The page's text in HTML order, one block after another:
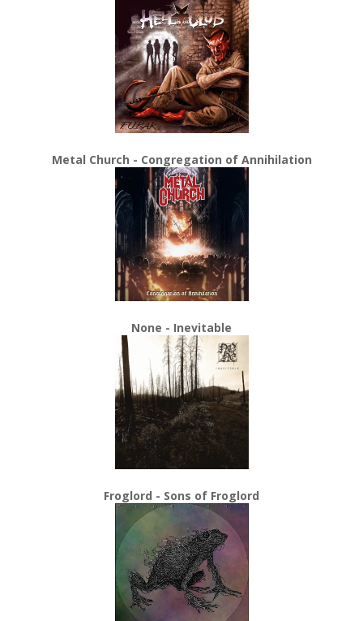
Metal Church - Congregation of Annihilation
None - Inevitable
Froglord - Sons of Froglord